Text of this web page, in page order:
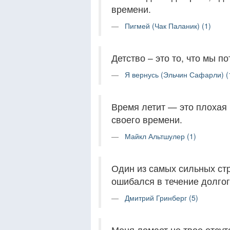
времени.
Пигмей (Чак Паланик) (1)
Детство – это то, что мы
Я вернусь (Эльчин Сафарли)
Время летит — это
своего времени.
Майкл Альтшулер (1)
Один из самых сильных
ошибался в течение
Дмитрий Гринберг (5)